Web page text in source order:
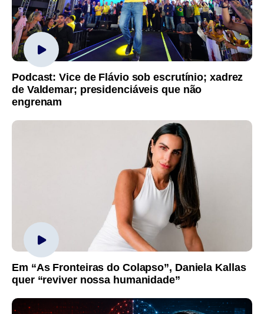
Podcast: Vice de Flávio sob escrutínio; xadrez
de Valdemar; presidenciáveis que não
engrenam
Em “As Fronteiras do Colapso”, Daniela Kallas
quer “reviver nossa humanidade”